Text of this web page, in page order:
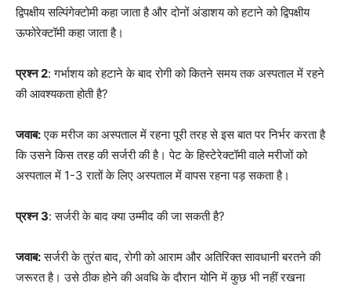
द्विपक्षीय सल्पिंगेक्टोमी कहा जाता है और दोनों अंडाशय को हटाने को द्विपक्षीय
ऊफोरेक्टॉमी कहा जाता है।
प्रश्न 2: गर्भाशय को हटाने के बाद रोगी को कितने समय तक अस्पताल में रहने
की आवश्यकता होती है?
जवाब:एक मरीज का अस्पताल में रहना पूरी तरह से इस बात पर निर्भर करता है
कि उसने किस तरह की सर्जरी की है। पेट के हिस्टेरेक्टॉमी वाले मरीजों को
अस्पताल में 1-3 रातों के लिए अस्पताल में वापस रहना पड़ सकता है।
प्रश्न 3: सर्जरी के बाद क्या उम्मीद की जा सकती है?
जवाब:सर्जरी के तुरंत बाद, रोगी को आराम और अतिरिक्त सावधानी बरतने की
जरूरत है। उसे ठीक होने की अवधि के दौरान योनि में कुछ भी नहीं रखना